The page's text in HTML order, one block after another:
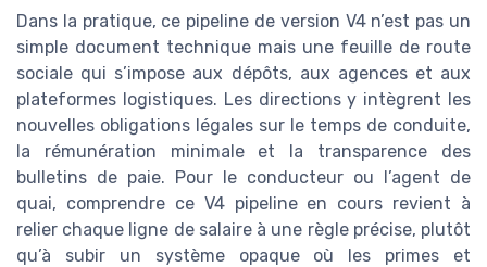
Dans la pratique, ce pipeline de version V4 n’est pas un
simple document technique mais une feuille de route
sociale qui s’impose aux dépôts, aux agences et aux
plateformes logistiques. Les directions y intègrent les
nouvelles obligations légales sur le temps de conduite,
la rémunération minimale et la transparence des
bulletins de paie. Pour le conducteur ou l’agent de
quai, comprendre ce V4 pipeline en cours revient à
relier chaque ligne de salaire à une règle précise, plutôt
qu’à subir un système opaque où les primes et